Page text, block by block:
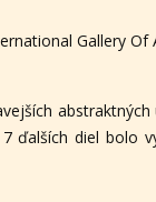
Gallery Of
ďalších diel bolo